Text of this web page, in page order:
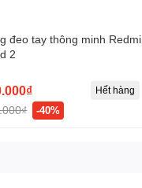
đeo tay thông minh Redmi
2
-40%
Hết hàng